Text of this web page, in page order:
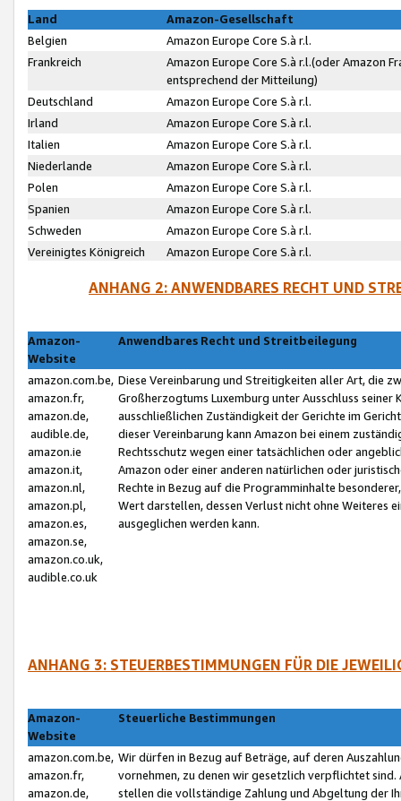
Land
Amazon-Gesellschaft
Belgien
Amazon Europe Core S.à r.l.
Frankreich
Amazon Europe Core S.à r.l.(oder Amazon
entsprechend der Mitteilung)
Deutschland
Amazon Europe Core S.à r.l.
Irland
Amazon Europe Core S.à r.l.
Italien
Amazon Europe Core S.à r.l.
Niederlande
Amazon Europe Core S.à r.l.
Polen
Amazon Europe Core S.à r.l.
Spanien
Amazon Europe Core S.à r.l.
Schweden
Amazon Europe Core S.à r.l.
Vereinigtes Königreich
Amazon Europe Core S.à r.l.
ANHANG 2: ANWENDBARES RECHT UND
Amazon-
Website
Anwendbares Recht und Streitbeilegung
amazon.com.be,
amazon.fr,
amazon.de,
audible.de,
amazon.ie
amazon.it,
amazon.nl,
amazon.pl,
amazon.es,
amazon.se,
amazon.co.uk,
audible.co.uk
Diese Vereinbarung und Streitigkeiten aller Art, die
Großherzogtums Luxemburg unter Ausschluss
ausschließlichen Zuständigkeit der Gerichte im
dieser Vereinbarung kann Amazon bei einem
Rechtsschutz wegen einer tatsächlichen oder
Amazon oder einer anderen natürlichen oder
Rechte in Bezug auf die Programminhalte
Wert darstellen, dessen Verlust nicht ohne Weiteres
ausgeglichen werden kann.
ANHANG 3: STEUERBESTIMMUNGEN FÜR DIE
Amazon-
Website
Steuerliche Bestimmungen
amazon.com.be,
amazon.fr,
amazon.de,
Wir dürfen in Bezug auf Beträge, auf deren
vornehmen, zu denen wir gesetzlich verpflichtet
stellen die vollständige Zahlung und Abgeltung der